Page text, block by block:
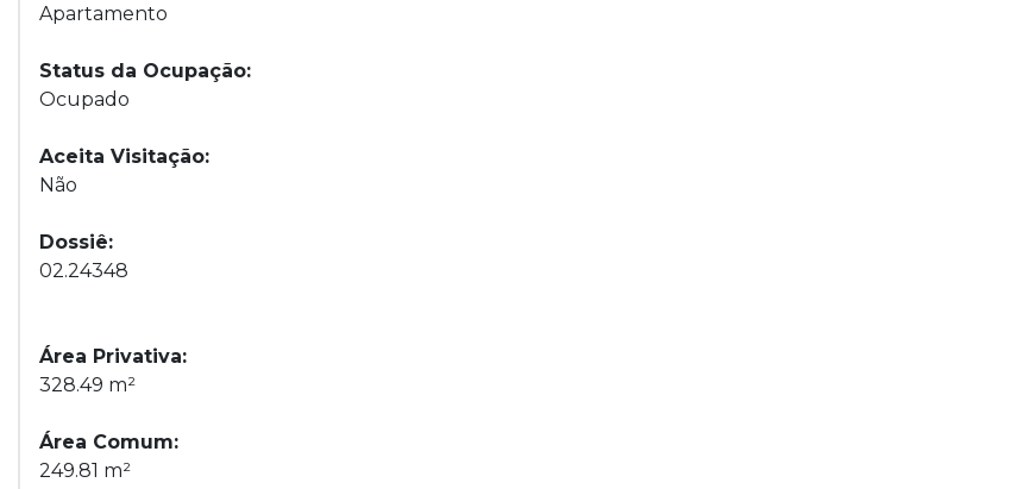
Apartamento
Status da Ocupação:
Ocupado
Aceita Visitação:
Não
Dossiê:
02.24348
Área Privativa:
328.49 m²
Área Comum:
249.81 m²